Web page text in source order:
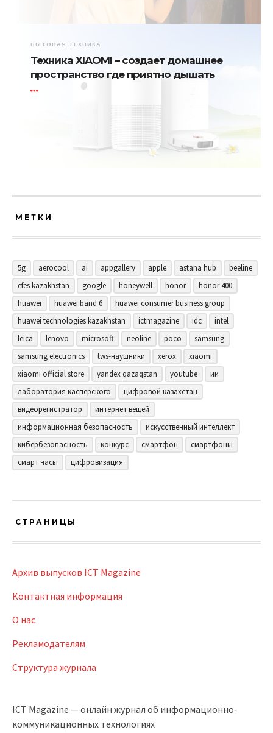
БЫТОВАЯ ТЕХНИКА
Техника XIAOMI – создает домашнее
пространство где приятно дышать
МЕТКИ
5g aerocool ai appgallery apple astana hub
beeline
efes kazakhstan
google honeywell honor
honor 400
huawei
huawei band 6
huawei consumer business group
huawei technologies kazakhstan
ictmagazine idc
intel
leica
lenovo microsoft neoline poco
samsung
samsung electronics
tws-наушники xerox
xiaomi
xiaomi official store
yandex qazaqstan youtube
ии
лаборатория касперского
цифровой казахстан
видеорегистратор
интернет вещей
информационная безопасность
искусственный интеллект
кибербезопасность
конкурс смартфон
смартфоны
смарт часы
цифровизация
СТРАНИЦЫ
Архив выпусков ICT Magazine
Контактная информация
О нас
Рекламодателям
Структура журнала
ICT Magazine — онлайн журнал об информационно-
коммуникационных технологиях